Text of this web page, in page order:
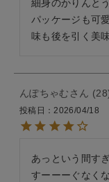
細身のかりんと
パッケージも可
んぽちゃむ 28
投稿日
2026/04/18
あっという間す
すーーーぐなく